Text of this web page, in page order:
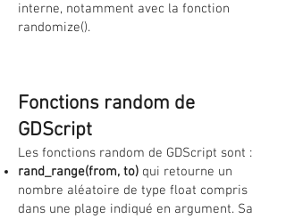
interne, notamment avec la fonction
randomize().
Fonctions random de
GDScript
Les fonctions random de GDScript sont :
rand_range(from, to) qui retourne un
nombre aléatoire de type float compris
dans une plage indiqué en argument. Sa